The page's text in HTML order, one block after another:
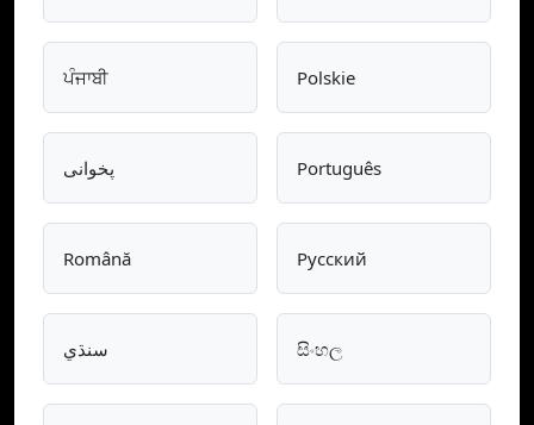
ਪੰਜਾਬੀ Polskie
پخوانی Português
Română Pусский
سنڌي සිංහල